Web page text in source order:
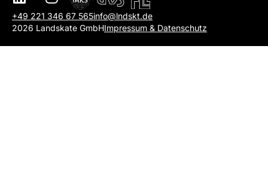
+49 221 346 67 565info@lndskt.de
2026 Landskate GmbHImpressum & Datenschutz